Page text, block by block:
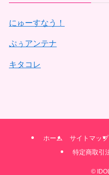
にゅーすなう！
ぷぅアンテナ
キタコレ
ホーム サイトマップ
特定商取引
©